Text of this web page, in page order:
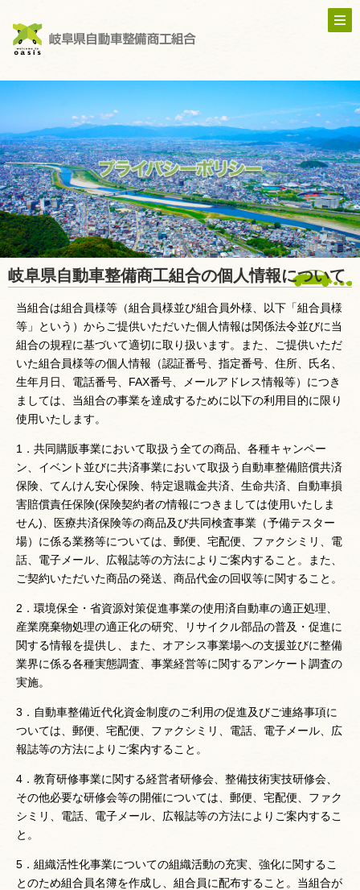
岐阜県自動車整備商工組合の個人情報について
当組合は組合員様等（組合員様並び組合員外様、以下「組合員様
等」という）からご提供いただいた個人情報は関係法令並びに当
組合の規程に基づいて適切に取り扱います。また、ご提供いただ
いた組合員様等の個人情報（認証番号、指定番号、住所、氏名、
生年月日、電話番号、FAX番号、メールアドレス情報等）につき
ましては、当組合の事業を達成するために以下の利用目的に限り
使用いたします。
1．共同購販事業において取扱う全ての商品、各種キャンペー
ン、イベント並びに共済事業において取扱う自動車整備賠償共済
保険、てんけん安心保険、特定退職金共済、生命共済、自動車損
害賠償責任保険(保険契約者の情報につきましては使用いたしま
せん)、医療共済保険等の商品及び共同検査事業（予備テスター
場）に係る業務等については、郵便、宅配便、ファクシミリ、電
話、電子メール、広報誌等の方法によりご案内すること。また、
ご契約いただいた商品の発送、商品代金の回収等に関すること。
2．環境保全・省資源対策促進事業の使用済自動車の適正処理、
産業廃棄物処理の適正化の研究、リサイクル部品の普及・促進に
関する情報を提供し、また、オアシス事業場への支援並びに整備
業界に係る各種実態調査、事業経営等に関するアンケート調査の
実施。
3．自動車整備近代化資金制度のご利用の促進及びご連絡事項に
ついては、郵便、宅配便、ファクシミリ、電話、電子メール、広
報誌等の方法によりご案内すること。
4．教育研修事業に関する経営者研修会、整備技術実技研修会、
その他必要な研修会等の開催については、郵便、宅配便、ファク
シミリ、電話、電子メール、広報誌等の方法によりご案内するこ
と。
5．組織活性化事業についての組織活動の充実、強化に関するこ
とのため組合員名簿を作成し、組合員に配布すること。当組合が